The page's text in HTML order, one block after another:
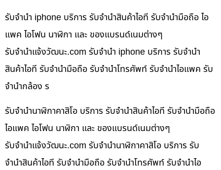
รับจำนำ iphone บริการ รับจำนำสินค้าไอที รับจำนำมือถือ ไอ
แพค ไอโฟน นาฬิกา และ ของแบรนด์เนมต่างๆ
รับจํานําแจ้งวัฒนะ.com รับจำนำ iphone บริการ รับจำนำ
สินค้าไอที รับจำนำมือถือ รับจำนำโทรศัพท์ รับจำนำไอแพค รับ
จำนำกล้อง ร
รับจำนำนาฬิกาคาสิโอ บริการ รับจำนำสินค้าไอที รับจำนำมือถือ
ไอแพค ไอโฟน นาฬิกา และ ของแบรนด์เนมต่างๆ
รับจํานําแจ้งวัฒนะ.com รับจำนำนาฬิกาคาสิโอ บริการ รับ
จำนำสินค้าไอที รับจำนำมือถือ รับจำนำโทรศัพท์ รับจำนำไอ